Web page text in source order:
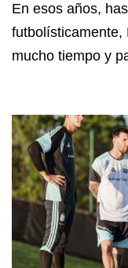
En esos años,
futbolísticamente,
mucho tiempo y